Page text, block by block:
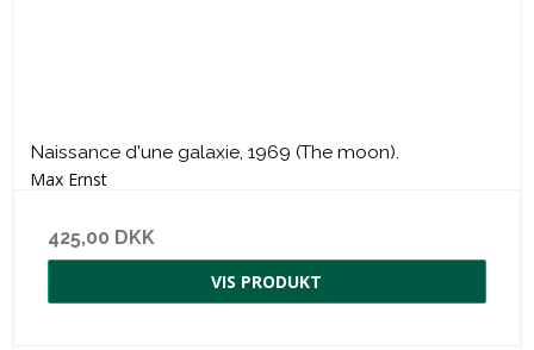
Naissance d'une galaxie, 1969 (The moon).
Max Ernst
425,00 DKK
VIS PRODUKT